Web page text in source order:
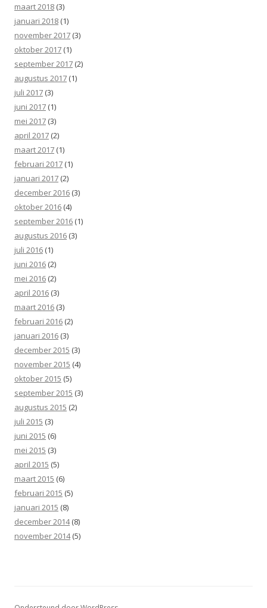
maart 2018 (3)
januari 2018 (1)
november 2017 (3)
oktober 2017 (1)
september 2017 (2)
augustus 2017 (1)
juli 2017 (3)
juni 2017 (1)
mei 2017 (3)
april 2017 (2)
maart 2017 (1)
februari 2017 (1)
januari 2017 (2)
december 2016 (3)
oktober 2016 (4)
september 2016 (1)
augustus 2016 (3)
juli 2016 (1)
juni 2016 (2)
mei 2016 (2)
april 2016 (3)
maart 2016 (3)
februari 2016 (2)
januari 2016 (3)
december 2015 (3)
november 2015 (4)
oktober 2015 (5)
september 2015 (3)
augustus 2015 (2)
juli 2015 (3)
juni 2015 (6)
mei 2015 (3)
april 2015 (5)
maart 2015 (6)
februari 2015 (5)
januari 2015 (8)
december 2014(8)
november 2014(5)